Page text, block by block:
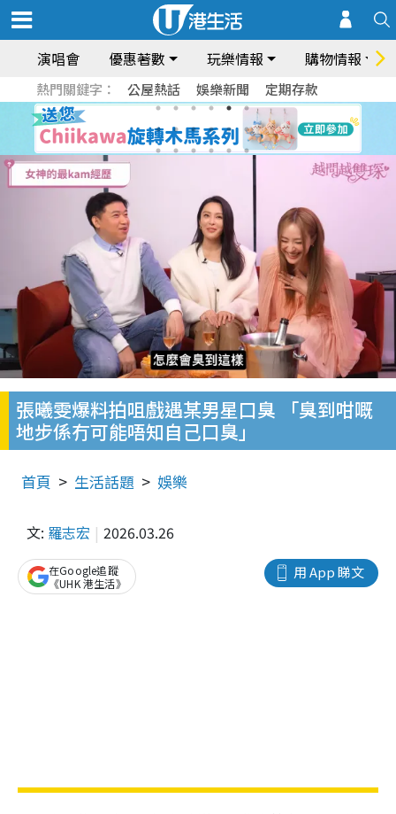
演唱會 優惠著數 玩樂情報 購物情報
熱門關鍵字： 公屋熱話 娛樂新聞 定期存款
張曦雯爆料拍咀戲遇某男星口臭 「臭到咁嘅
地步係冇可能唔知自己口臭」
首頁 生活話題 娛樂
文: 羅志宏 2026.03.26
用 App 睇文
在Google追蹤
《UHK 港生活》